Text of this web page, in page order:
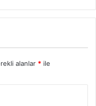
alanlar * ile